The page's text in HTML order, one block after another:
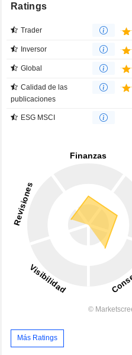
Ratings
Trader
Inversor
Global
Calidad de las
publicaciones
ESG MSCI
Más Ratings